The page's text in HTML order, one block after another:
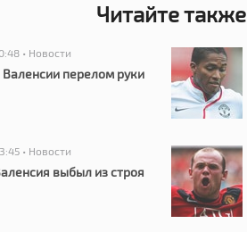
Читайте также
• Новости
перелом руки
• Новости
выбыл из строя